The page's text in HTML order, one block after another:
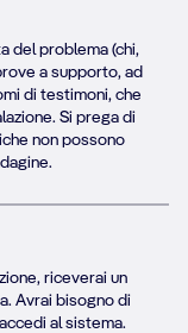
del problema (chi,
a supporto, ad
di testimoni, che
Si prega di
non possono
riceverai un
Avrai bisogno di
al sistema.